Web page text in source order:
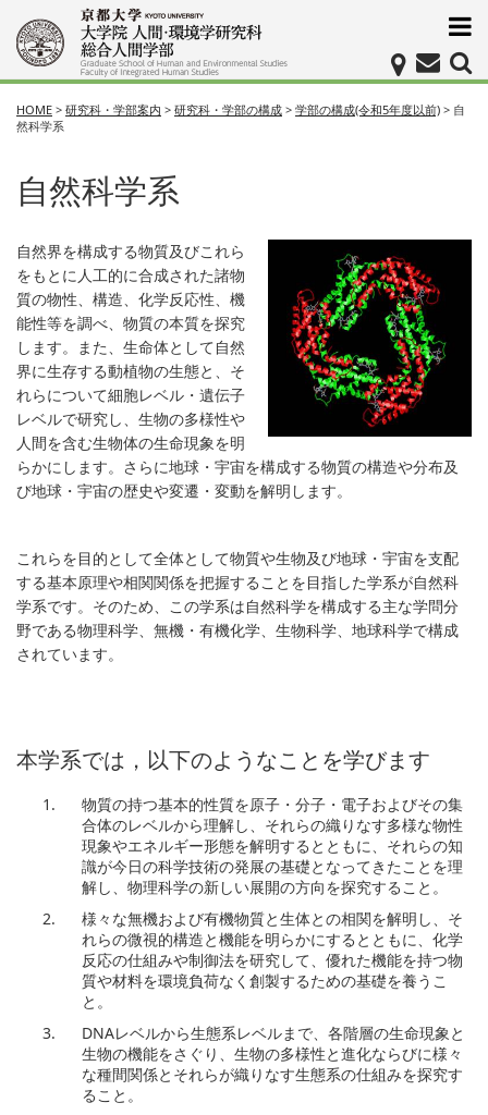
HOME > 研究科・学部案内 > 研究科・学部の構成 > 学部の構成(令和5年度以前) > 自
然科学系
自然科学系
自然界を構成する物質及びこれら
をもとに人工的に合成された諸物
質の物性、構造、化学反応性、機
能性等を調べ、物質の本質を探究
します。また、生命体として自然
界に生存する動植物の生態と、そ
れらについて細胞レベル・遺伝子
レベルで研究し、生物の多様性や
人間を含む生物体の生命現象を明
らかにします。さらに地球・宇宙を構成する物質の構造や分布及
び地球・宇宙の歴史や変遷・変動を解明します。
これらを目的として全体として物質や生物及び地球・宇宙を支配
する基本原理や相関関係を把握することを目指した学系が自然科
学系です。そのため、この学系は自然科学を構成する主な学問分
野である物理科学、無機・有機化学、生物科学、地球科学で構成
されています。
本学系では，以下のようなことを学びます
物質の持つ基本的性質を原子・分子・電子およびその集
合体のレベルから理解し、それらの織りなす多様な物性
現象やエネルギー形態を解明するとともに、それらの知
識が今日の科学技術の発展の基礎となってきたことを理
解し、物理科学の新しい展開の方向を探究すること。
様々な無機および有機物質と生体との相関を解明し、そ
れらの微視的構造と機能を明らかにするとともに、化学
反応の仕組みや制御法を研究して、優れた機能を持つ物
質や材料を環境負荷なく創製するための基礎を養うこ
と。
DNAレベルから生態系レベルまで、各階層の生命現象と
生物の機能をさぐり、生物の多様性と進化ならびに様々
な種間関係とそれらが織りなす生態系の仕組みを探究す
ること。